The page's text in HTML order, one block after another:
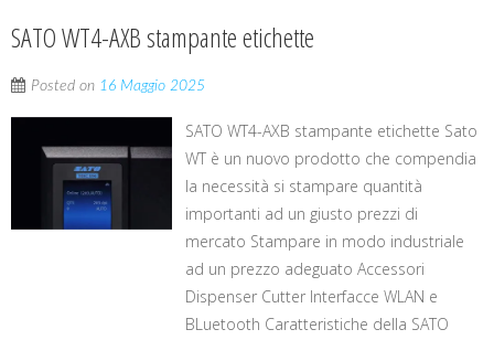
SATO WT4-AXB stampante etichette
Posted on 16 Maggio 2025
SATO WT4-AXB stampante etichette Sato
WT è un nuovo prodotto che compendia
la necessità si stampare quantità
importanti ad un giusto prezzi di
mercato Stampare in modo industriale
ad un prezzo adeguato Accessori
Dispenser Cutter Interfacce WLAN e
BLuetooth Caratteristiche della SATO